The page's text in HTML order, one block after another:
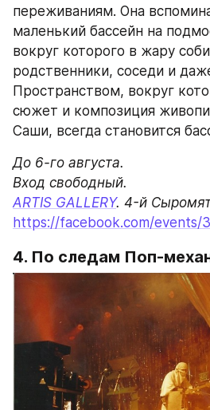
переживаниям. Она
маленький бассейн на
вокруг которого в жару
родственники, соседи и
Пространством, вокруг
сюжет и композиция
Саши, всегда становится
До 6-го августа.
ARTIS GALLERY
https://facebook.com/events/
4. По следам Поп-